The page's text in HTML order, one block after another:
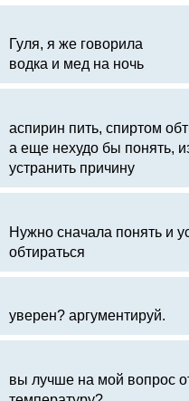
Гуля, я же говорила
водка и мед на ночь
аспирин пить, спиртом
а еще нехудо бы понять,
устранить причину
Нужно сначала понять и
обтираться
уверен? аргументируй.
вы лучше на мой вопрос